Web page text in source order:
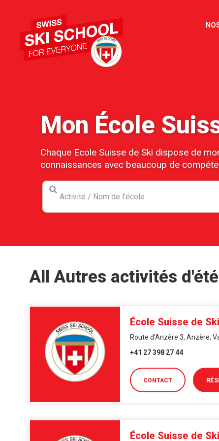
Mon École
Chaque Ecole Suisse de Ski dispose de
connaissances avec beaucoup de
Activité / Nom de l'école
All Autres activités d'été
École Suisse de
Route d'Anzère 3, Anzère,
+41 27 398 27 44
CONTACT
École Suisse de